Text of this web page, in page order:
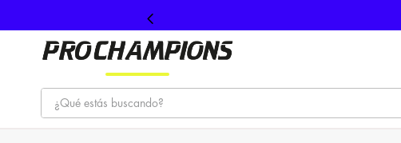
¿Qué estás buscando?